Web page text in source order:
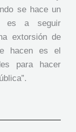
se hace un
es a seguir
extorsión de
hacen es el
para hacer